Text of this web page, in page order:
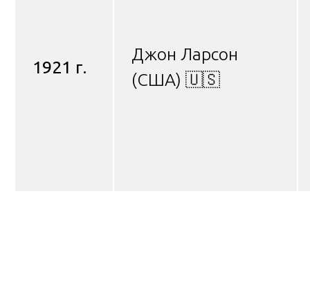
1921 г.
Джон Ларсон
(США) 🇺🇸